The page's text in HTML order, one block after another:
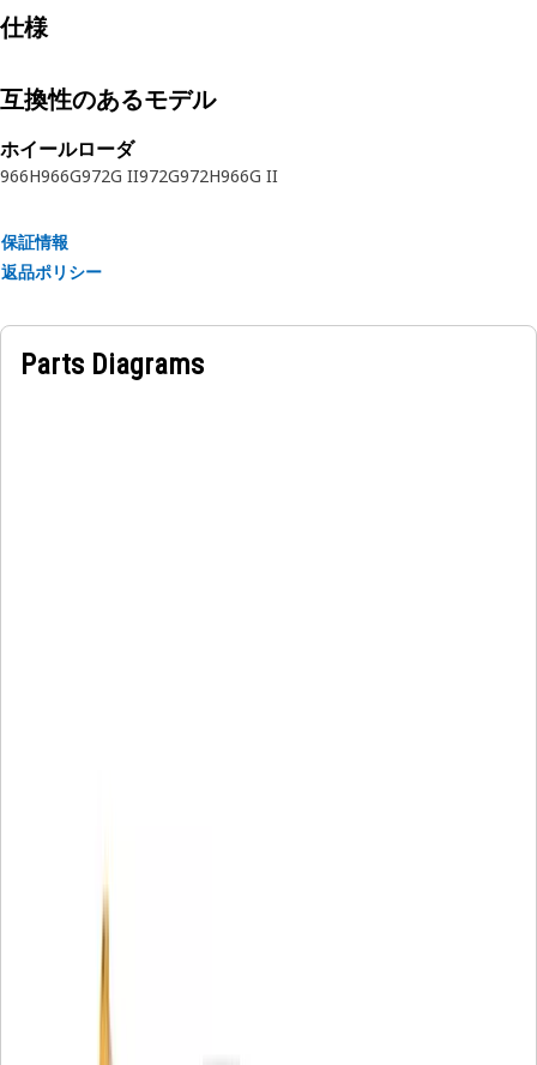
仕様
互換性のあるモデル
ホイールローダ
966H966G972G II972G972H966G II
保証情報
返品ポリシー
Parts Diagrams